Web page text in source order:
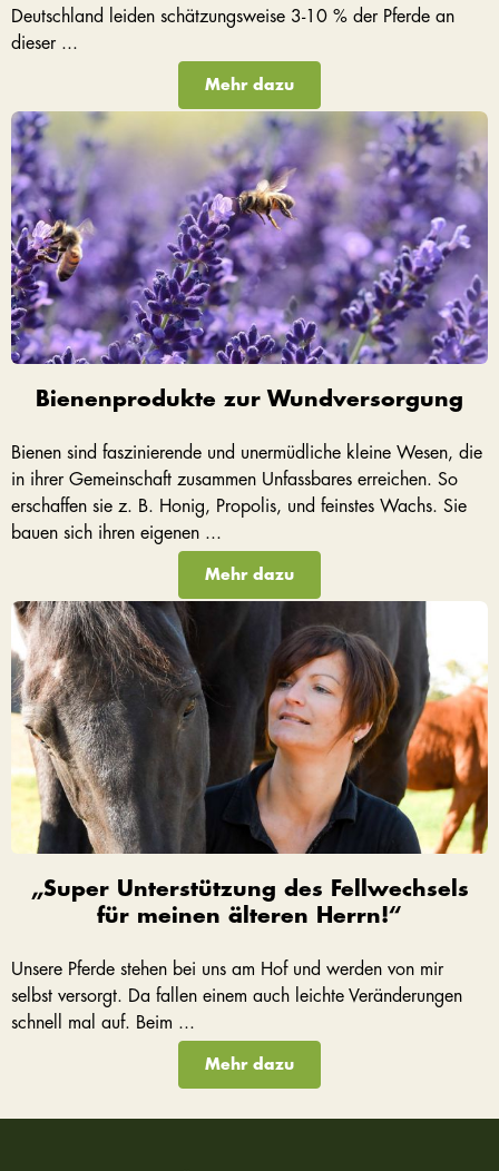
Deutschland leiden schätzungsweise 3-10 % der Pferde an
dieser ...
Mehr dazu
Bienenprodukte zur Wundversorgung
Bienen sind faszinierende und unermüdliche kleine Wesen, die
in ihrer Gemeinschaft zusammen Unfassbares erreichen. So
erschaffen sie z. B. Honig, Propolis, und feinstes Wachs. Sie
bauen sich ihren eigenen ...
Mehr dazu
„Super Unterstützung des Fellwechsels
für meinen älteren Herrn!“
Unsere Pferde stehen bei uns am Hof und werden von mir
selbst versorgt. Da fallen einem auch leichte Veränderungen
schnell mal auf. Beim ...
Mehr dazu